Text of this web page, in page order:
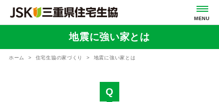
地震に強い家とは
ホーム 住宅生協の家づくり 地震に強い家とは
Q